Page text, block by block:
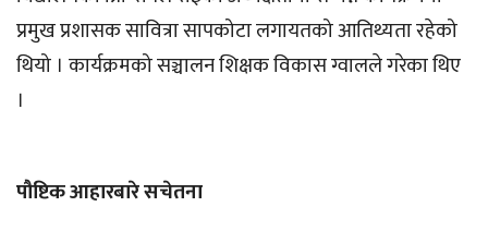
प्रमुख प्रशासक सावित्रा सापकोटा लगायतको आतिथ्यता रहेको
थियो । कार्यक्रमको सञ्चालन शिक्षक विकास ग्वालले गरेका थिए
।
पौष्टिकआहारबारेसचेतना